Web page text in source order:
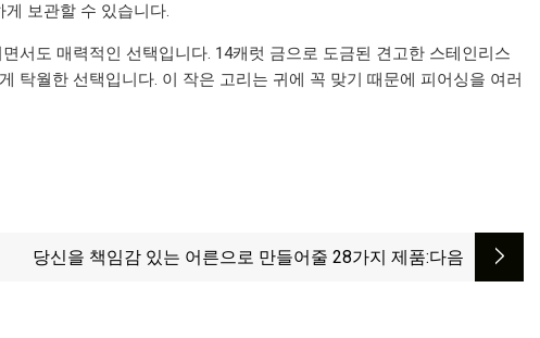
보관할 수 있습니다.
서도 매력적인 선택입니다. 14캐럿 금으로 도금된 견고한 스테인리스
탁월한 선택입니다. 이 작은 고리는 귀에 꼭 맞기 때문에 피어싱을 여러
당신을 책임감 있는 어른으로 만들어줄 28가지 제품:다음